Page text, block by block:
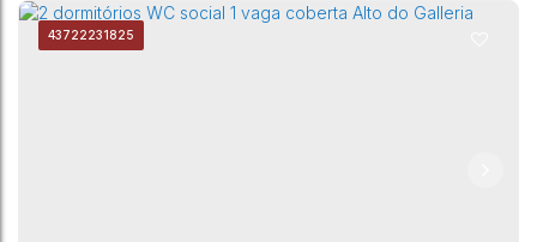
43722231825